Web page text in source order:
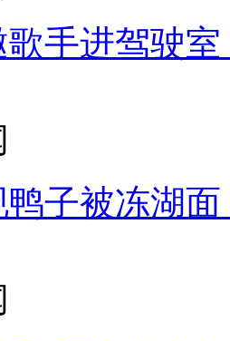
手进驾驶
鸭子被冻湖